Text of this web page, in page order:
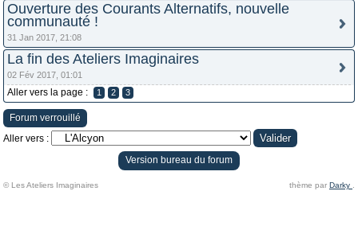
Ouverture des Courants Alternatifs, nouvelle
communauté !
31 Jan 2017, 21:08
La fin des Ateliers Imaginaires
02 Fév 2017, 01:01
Aller vers la page : 1 2 3
Forum verrouillé
Aller vers :
Version bureau du forum
© Les Ateliers Imaginaires thème par Darky